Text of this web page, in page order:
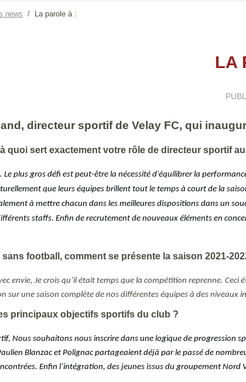
news La parole à :
LA
directeur sportif de Velay FC, qui
quoi sert exactement votre rôle de directeur sportif
Le plus gros défi est peut-être la nécessité d'équilibrer la
que leurs équipes brillent tout le temps à court de la
à mettre chacun dans les meilleures dispositions dans un
staffs. Enfin de recrutement de nouveaux éléments en
football, comment se présente la saison 2021-
envie, Je crois qu’il était temps que la compétition reprenne.
sur une saison complète de nos différentes équipes à des niveaux
principaux objectifs sportifs du club ?
Nous souhaitons nous inscrire dans une logique de progression
Blanzac et Polignac partageaient déjà par le passé de
Enfin l’intégration, des jeunes issus du groupement Nord